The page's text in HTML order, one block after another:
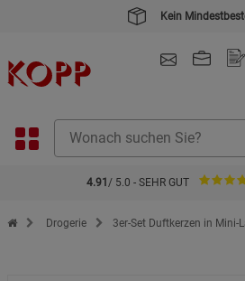
Kein
4.91 / 5.0 - SEHR GUT
Zur Startseite des Kopp Verlag Online-Shop
Drogerie 3er-Set Duftkerzen in Mini-